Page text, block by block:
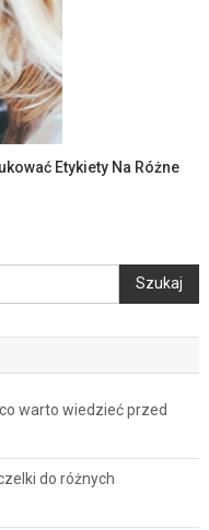
Etykiety Na Różne
Szukaj
warto wiedzieć przed
do różnych